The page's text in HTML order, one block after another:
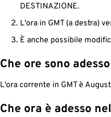
DESTINAZIONE.
L'ora in GMT (a destra)
È anche possibile
Che ore sono
L'ora corrente in GMT è
Che ora è adesso